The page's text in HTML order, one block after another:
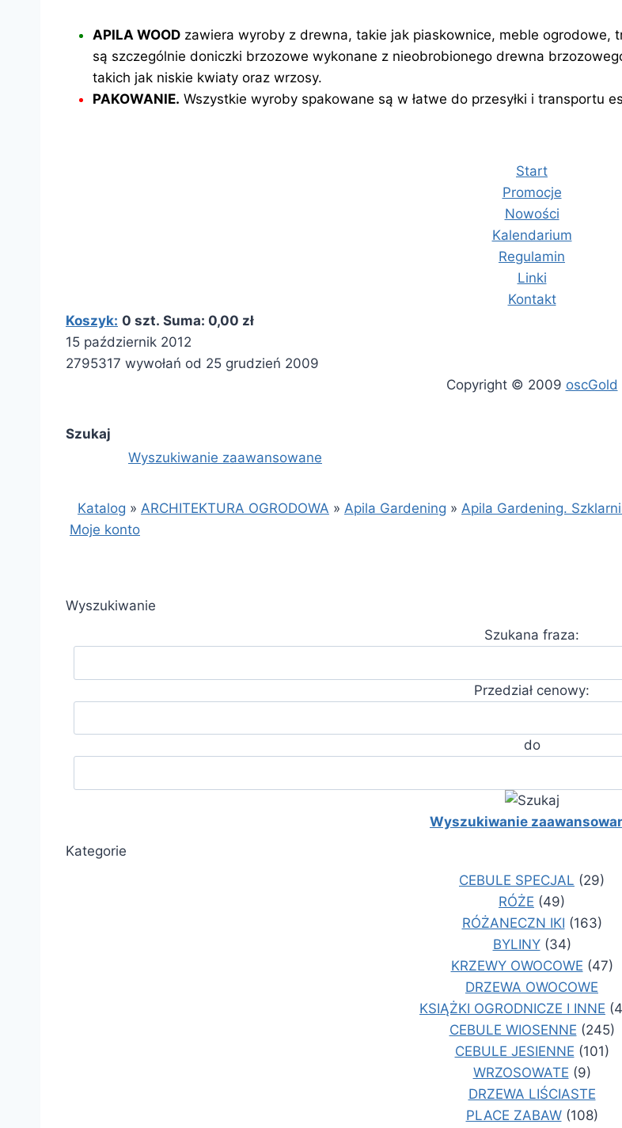
APILA WOOD zawiera wyroby z drewna, takie jak piaskownice, meble ogrodowe,
są szczególnie doniczki brzozowe wykonane z nieobrobionego drewna
takich jak niskie kwiaty oraz wrzosy.
PAKOWANIE. Wszystkie wyroby spakowane są w łatwe do przesyłki i transportu
Start
Promocje
Nowości
Kalendarium
Regulamin
Linki
Kontakt
Koszyk: 0 szt. Suma: 0,00 zł
15 październik 2012
2795317 wywołań od 25 grudzień 2009
Copyright © 2009 oscGold
Szukaj
Wyszukiwanie zaawansowane
Katalog » ARCHITEKTURA OGRODOWA » Apila Gardening » Apila Gardening.
Moje konto
Wyszukiwanie
Szukana fraza:
Przedział cenowy:
do
Wyszukiwanie
Kategorie
CEBULE SPECJAL (29)
RÓŻE (49)
RÓŻANECZN IKI (163)
BYLINY(34)
KRZEWY OWOCOWE (47)
DRZEWA OWOCOWE
KSIĄŻKI OGRODNICZE I INNE
CEBULE WIOSENNE (245)
CEBULE JESIENNE (101)
WRZOSOWATE (9)
DRZEWA LIŚCIASTE
PLACE ZABAW(108)